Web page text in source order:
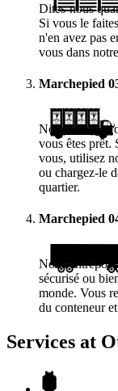
Dites-nous
Si vous le
n'en avez pas
vous dans
Marchepied
Nous vous
vous êtes prêt.
vous, utilisez
ou chargez-le
quartier.
Marchepied
Nous
sécurisé ou
monde. Vous
du conteneur
Services at